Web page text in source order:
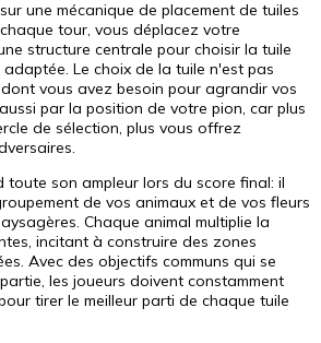
une mécanique de placement de tuiles
tour, vous déplacez votre
structure centrale pour choisir la tuile
Le choix de la tuile n'est pas
vous avez besoin pour agrandir vos
par la position de votre pion, car plus
de sélection, plus vous offrez
toute son ampleur lors du score final: il
de vos animaux et de vos fleurs
Chaque animal multiplie la
incitant à construire des zones
Avec des objectifs communs qui se
les joueurs doivent constamment
tirer le meilleur parti de chaque tuile